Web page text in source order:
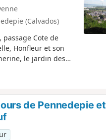
de loin.
par l'office du tourisme
d'Estuaire https://www.ot-
(Calvados)
passage Cote de
Honfleur et son
le jardin des
avec ses
de Pennedepie et